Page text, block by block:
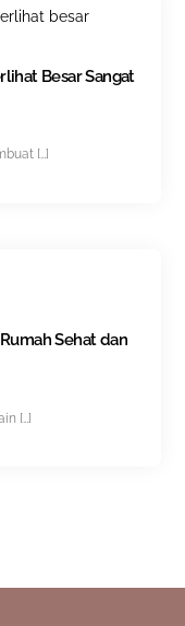
Besar Sangat
[…]
Sehat dan
[…]